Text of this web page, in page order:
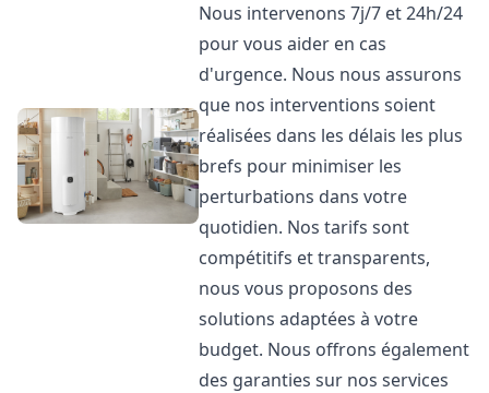
Nous intervenons 7j/7 et 24h/24
pour vous aider en cas
d'urgence. Nous nous assurons
que nos interventions soient
réalisées dans les délais les plus
brefs pour minimiser les
perturbations dans votre
quotidien. Nos tarifs sont
compétitifs et transparents,
nous vous proposons des
solutions adaptées à votre
budget. Nous offrons également
des garanties sur nos services